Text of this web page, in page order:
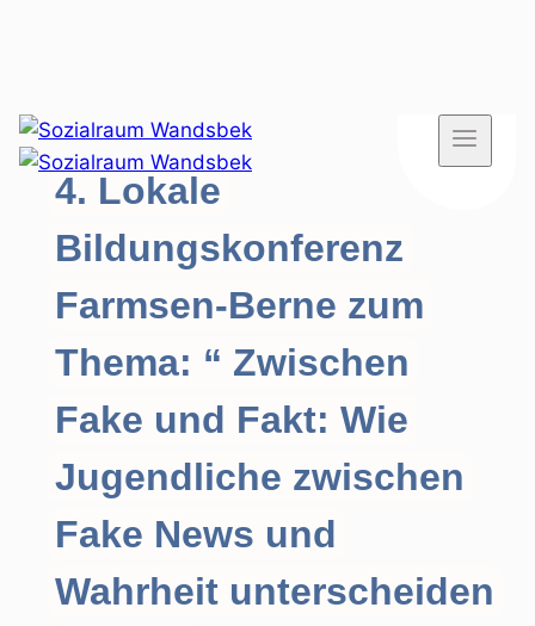
Zum
Inhalt
springen4. Lokale
Bildungskonferenz
Farmsen-Berne zum
Thema: “ Zwischen
Fake und Fakt: Wie
Jugendliche zwischen
Fake News und
Wahrheit unterscheiden